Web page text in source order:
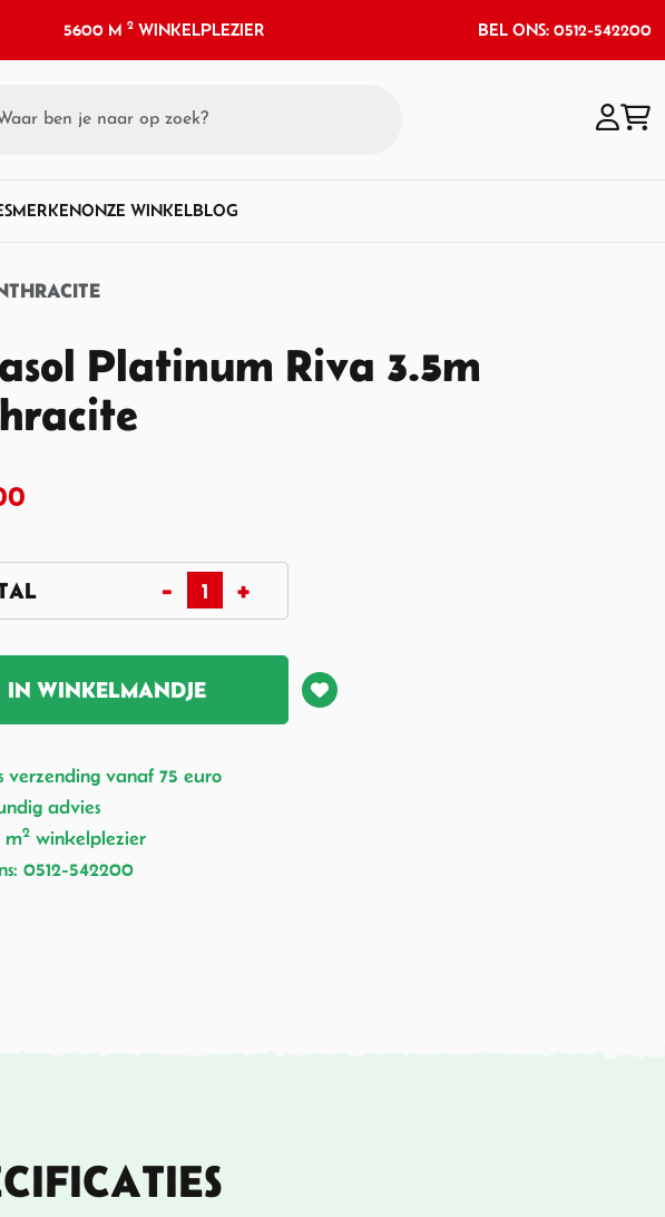
5600 M2 WINKELPLEZIER BEL ONS: 0512-542200
MERKENONZE WINKELBLOG
Platinum Riva 3.5m
IN WINKELMANDJE
verzending vanaf 75 euro
advies
m2 winkelplezier
0512-542200